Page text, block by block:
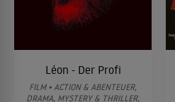
Léon - Der Profi
FILM • ACTION & ABENTEUER,
DRAMA, MYSTERY & THRILLER,